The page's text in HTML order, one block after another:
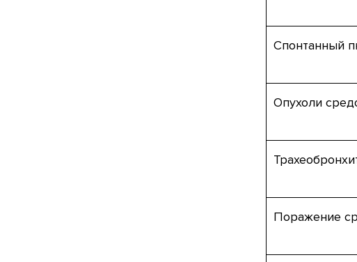
Спонтанный
Опухоли
Поражение